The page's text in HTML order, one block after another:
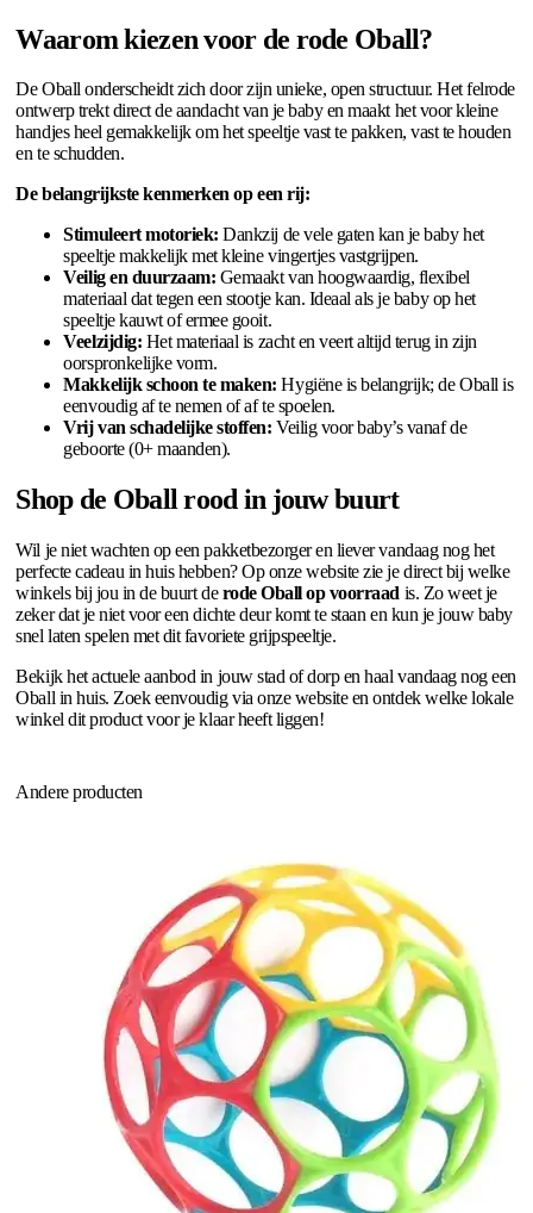
Waarom kiezen voor de rode Oball?
De Oball onderscheidt zich door zijn unieke, open structuur. Het felrode
ontwerp trekt direct de aandacht van je baby en maakt het voor kleine
handjes heel gemakkelijk om het speeltje vast te pakken, vast te houden
en te schudden.
De belangrijkste kenmerken op een rij:
Stimuleert motoriek: Dankzij de vele gaten kan je baby het
speeltje makkelijk met kleine vingertjes vastgrijpen.
Veilig en duurzaam: Gemaakt van hoogwaardig, flexibel
materiaal dat tegen een stootje kan. Ideaal als je baby op het
speeltje kauwt of ermee gooit.
Veelzijdig: Het materiaal is zacht en veert altijd terug in zijn
oorspronkelijke vorm.
Makkelijk schoon te maken: Hygiëne is belangrijk; de Oball is
eenvoudig af te nemen of af te spoelen.
Vrij van schadelijke stoffen: Veilig voor baby’s vanaf de
geboorte (0+ maanden).
Shop de Oball rood in jouw buurt
Wil je niet wachten op een pakketbezorger en liever vandaag nog het
perfecte cadeau in huis hebben? Op onze website zie je direct bij welke
winkels bij jou in de buurt derode Oball op voorraad is. Zo weet je
zeker dat je niet voor een dichte deur komt te staan en kun je jouw baby
snel laten spelen met dit favoriete grijpspeeltje.
Bekijk het actuele aanbod in jouw stad of dorp en haal vandaag nog een
Oball in huis. Zoek eenvoudig via onze website en ontdek welke lokale
winkel dit product voor je klaar heeft liggen!
Andere producten